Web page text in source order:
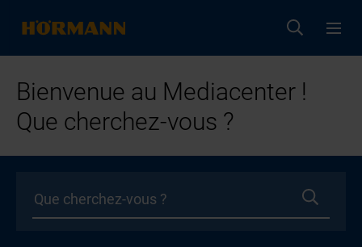
Bienvenue au Mediacenter !
Que cherchez-vous ?